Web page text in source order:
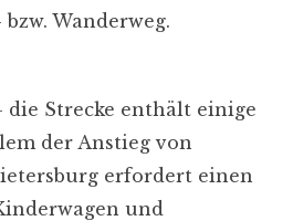
Wanderweg.
die Strecke enthält einige
der Anstieg von
erfordert einen
und